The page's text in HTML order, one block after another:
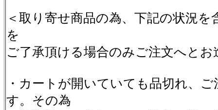
＜取り寄せ商品の為、下記の状況
を
ご了承頂ける場合のみご注文へとお
・カートが開いていても品切れ、
す。その為